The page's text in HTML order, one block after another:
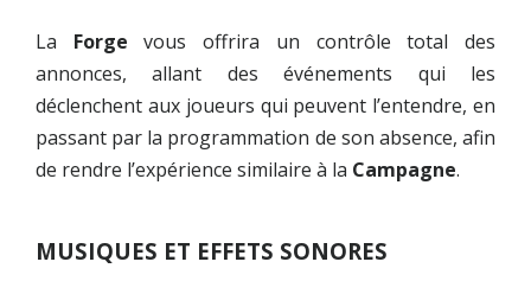
La Forge vous offrira un contrôle total des
annonces, allant des événements qui les
déclenchent aux joueurs qui peuvent l’entendre, en
passant par la programmation de son absence, afin
de rendre l’expérience similaire à la Campagne.
MUSIQUES ET EFFETS SONORES